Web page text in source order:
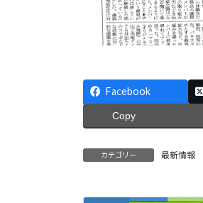
Facebook
Copy
カテゴリー 最新情報